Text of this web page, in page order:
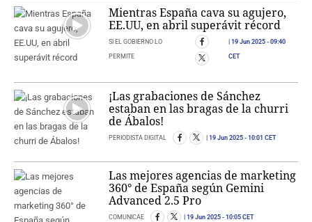
Mientras España cava su agujero,
EE.UU, en abril superávit récord
SI EL GOBIERNO LO
PERMITE
19 Jun 2025- 09:40
CET
¡Las grabaciones de Sánchez
estaban en las bragas de la churri
de Ábalos!
PERIODISTA DIGITAL 19 Jun 2025 - 10:01 CET
Las mejores agencias de marketing
360° de España según Gemini
Advanced 2.5 Pro
COMUNICAE 19 Jun 2025 - 10:05 CET